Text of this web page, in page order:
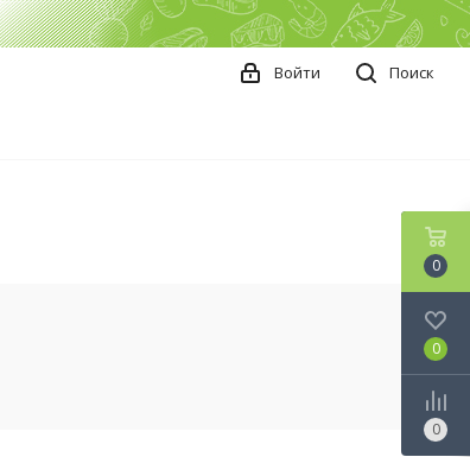
Поиск
Войти
0
0
0